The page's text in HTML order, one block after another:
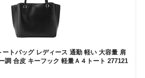
ートバッグ レディース 通勤 軽い 大容量 肩
調 合皮 キーフック 軽量Ａ４トート 277121